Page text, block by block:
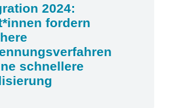
2024:
fordern
schnellere